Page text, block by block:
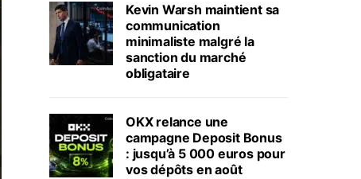
Kevin Warsh maintient sa
communication
minimaliste malgré la
sanction du marché
obligataire
OKX relance une
campagne Deposit Bonus
: jusqu’à 5 000 euros pour
vos dépôts en août